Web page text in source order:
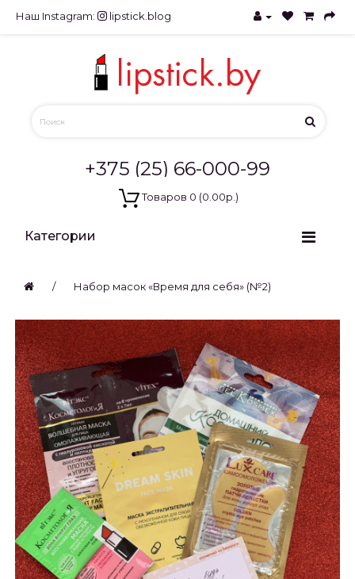
Наш Instagram: lipstick.blog
+375 (25) 66-000-99
Товаров 0 (0.00р.)
Категории
Набор масок «Время для себя» (№2)